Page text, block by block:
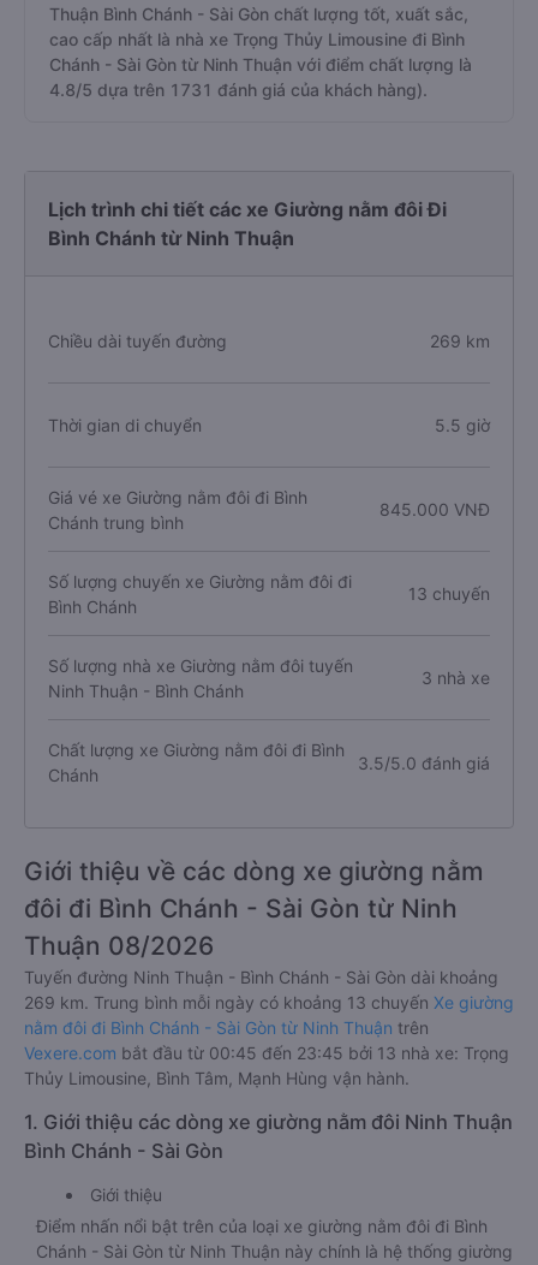
Thuận Bình Chánh - Sài Gòn chất lượng tốt, xuất sắc,
cao cấp nhất là nhà xe Trọng Thủy Limousine đi Bình
Chánh - Sài Gòn từ Ninh Thuận với điểm chất lượng là
4.8/5 dựa trên 1731 đánh giá của khách hàng).
Lịch trình chi tiết các xe Giường nằm đôi Đi
Bình Chánh từ Ninh Thuận
Chiều dài tuyến đường 269 km
Thời gian di chuyển 5.5 giờ
Giá vé xe Giường nằm đôi đi Bình
Chánh trung bình
845.000 VNĐ
Số lượng chuyến xe Giường nằm đôi đi
Bình Chánh
13 chuyến
Số lượng nhà xe Giường nằm đôi tuyến
Ninh Thuận - Bình Chánh
3 nhà xe
Chất lượng xe Giường nằm đôi đi Bình
Chánh
3.5/5.0 đánh giá
Giới thiệu về các dòng xe giường nằm
đôi đi Bình Chánh - Sài Gòn từ Ninh
Thuận 08/2026
Tuyến đường Ninh Thuận - Bình Chánh - Sài Gòn dài khoảng
269 km. Trung bình mỗi ngày có khoảng 13 chuyến Xe giường
nằm đôi đi Bình Chánh - Sài Gòn từ Ninh Thuận trên
Vexere.com bắt đầu từ 00:45 đến 23:45 bởi 13 nhà xe: Trọng
Thủy Limousine, Bình Tâm, Mạnh Hùng vận hành.
1. Giới thiệu các dòng xe giường nằm đôi Ninh Thuận
Bình Chánh - Sài Gòn
Giới thiệu
Điểm nhấn nổi bật trên của loại xe giường nằm đôi đi Bình
Chánh - Sài Gòn từ Ninh Thuận này chính là hệ thống giường